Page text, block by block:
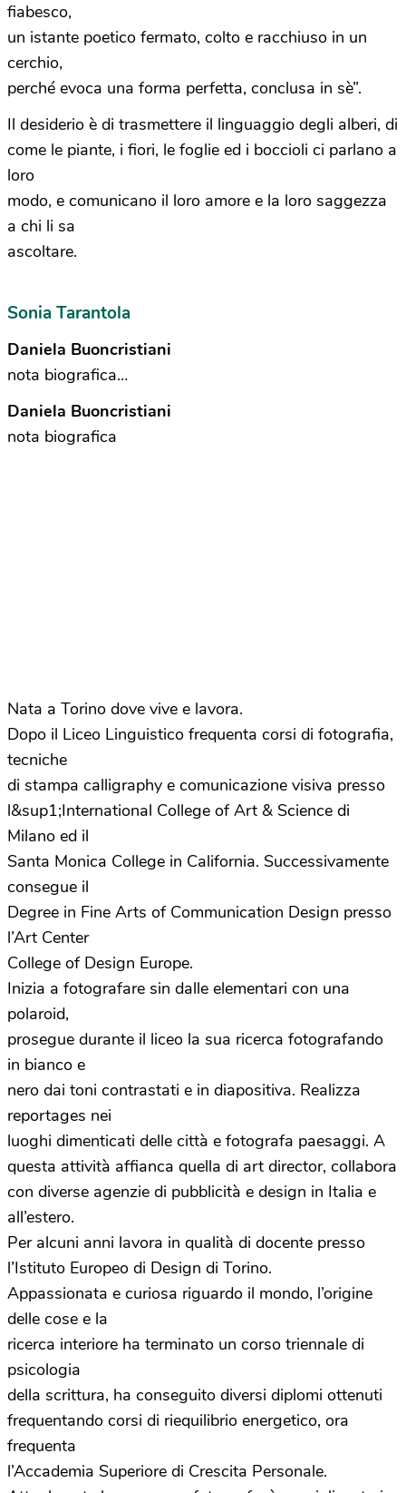
fiabesco,
un istante poetico fermato, colto e racchiuso in un
cerchio,
perché evoca una forma perfetta, conclusa in sè”.
Il desiderio è di trasmettere il linguaggio degli alberi, di
come le piante, i fiori, le foglie ed i boccioli ci parlano a
loro
modo, e comunicano il loro amore e la loro saggezza
a chi li sa
ascoltare.
Sonia Tarantola
Daniela Buoncristiani
nota biografica…
Daniela Buoncristiani
nota biografica
Nata a Torino dove vive e lavora.
Dopo il Liceo Linguistico frequenta corsi di fotografia,
tecniche
di stampa calligraphy e comunicazione visiva presso
l&sup1;International College of Art & Science di
Milano ed il
Santa Monica College in California. Successivamente
consegue il
Degree in Fine Arts of Communication Design presso
l’Art Center
College of Design Europe.
Inizia a fotografare sin dalle elementari con una
polaroid,
prosegue durante il liceo la sua ricerca fotografando
in bianco e
nero dai toni contrastati e in diapositiva. Realizza
reportages nei
luoghi dimenticati delle città e fotografa paesaggi. A
questa attività affianca quella di art director, collabora
con diverse agenzie di pubblicità e design in Italia e
all’estero.
Per alcuni anni lavora in qualità di docente presso
l’Istituto Europeo di Design di Torino.
Appassionata e curiosa riguardo il mondo, l’origine
delle cose e la
ricerca interiore ha terminato un corso triennale di
psicologia
della scrittura, ha conseguito diversi diplomi ottenuti
frequentando corsi di riequilibrio energetico, ora
frequenta
l’Accademia Superiore di Crescita Personale.